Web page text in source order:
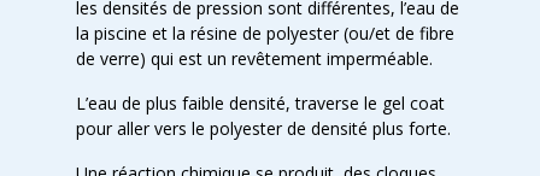
les densités de pression sont différentes, l’eau de
la piscine et la résine de polyester (ou/et de fibre
de verre) qui est un revêtement imperméable.
L’eau de plus faible densité, traverse le gel coat
pour aller vers le polyester de densité plus forte.